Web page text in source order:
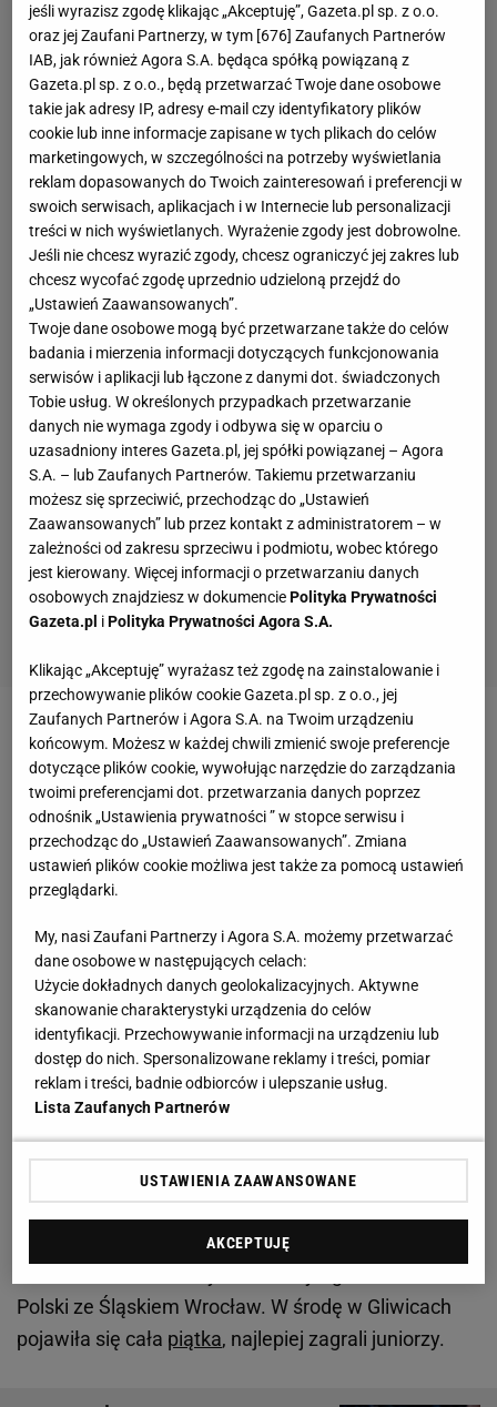
Zobacz wideo"Rugby na wózkach to nie jest miękki
sport. To jest murdeball"
Szczególnie jeśli chodzi o tę trójkę: Andrzej Pluta,
Jarosław Zyskowski i Igor Milicić noszą nawet te
same imiona co ojcowie, nazywamy ich więc
juniorami, bo seniorzy byli wybitnymi
reprezentantami Polski (Pluta, Zyskowski) oraz
wieloletnimi czołowymi postaciamipolskiej ligi
(także Milicić, Chorwat z polskim paszportem). Pluta
słynął z seryjnie trafianych trójek, Zyskowski ze
skutecznej gry pod koszem i na półdystansie, Milicić
z kierowania zespołem w roli rozgrywającego.
Ale to nie koniec synowsko-ojcowskiej wyliczanki w
obecnym składzie - Balcerowski jest synem Marcina,
który grał w koszykówkę w Górniku Wałbrzych, z
Polski ze Śląskiem Wrocław. W środę w Gliwicach
pojawiła się cała piątka, najlepiej zagrali juniorzy.
jeśli wyrazisz zgodę klikając „Akceptuję”, Gazeta.pl sp. z o.o.
oraz jej Zaufani Partnerzy, w tym [676] Zaufanych Partnerów
IAB, jak również Agora S.A. będąca spółką powiązaną z
Gazeta.pl sp. z o.o., będą przetwarzać Twoje dane osobowe
takie jak adresy IP, adresy e-mail czy identyfikatory plików
cookie lub inne informacje zapisane w tych plikach do celów
marketingowych, w szczególności na potrzeby wyświetlania
reklam dopasowanych do Twoich zainteresowań i preferencji w
swoich serwisach, aplikacjach i w Internecie lub personalizacji
treści w nich wyświetlanych. Wyrażenie zgody jest dobrowolne.
Jeśli nie chcesz wyrazić zgody, chcesz ograniczyć jej zakres lub
chcesz wycofać zgodę uprzednio udzieloną przejdź do
„Ustawień Zaawansowanych”.
Twoje dane osobowe mogą być przetwarzane także do celów
badania i mierzenia informacji dotyczących funkcjonowania
serwisów i aplikacji lub łączone z danymi dot. świadczonych
Tobie usług. W określonych przypadkach przetwarzanie
danych nie wymaga zgody i odbywa się w oparciu o
uzasadniony interes Gazeta.pl, jej spółki powiązanej – Agora
S.A. – lub Zaufanych Partnerów. Takiemu przetwarzaniu
możesz się sprzeciwić, przechodząc do „Ustawień
Zaawansowanych” lub przez kontakt z administratorem – w
zależności od zakresu sprzeciwu i podmiotu, wobec którego
jest kierowany. Więcej informacji o przetwarzaniu danych
osobowych znajdziesz w dokumenciePolityka Prywatności
Gazeta.pl iPolityka Prywatności Agora S.A.
Klikając „Akceptuję” wyrażasz też zgodę na zainstalowanie i
przechowywanie plików cookie Gazeta.pl sp. z o.o., jej
Zaufanych Partnerów i Agora S.A. na Twoim urządzeniu
końcowym. Możesz w każdej chwili zmienić swoje preferencje
dotyczące plików cookie, wywołując narzędzie do zarządzania
twoimi preferencjami dot. przetwarzania danych poprzez
odnośnik „Ustawienia prywatności ” w stopce serwisu i
przechodząc do „Ustawień Zaawansowanych”. Zmiana
ustawień plików cookie możliwa jest także za pomocą ustawień
przeglądarki.
My, nasi Zaufani Partnerzy i Agora S.A. możemy przetwarzać
dane osobowe w następujących celach:
Użycie dokładnych danych geolokalizacyjnych. Aktywne
skanowanie charakterystyki urządzenia do celów
identyfikacji. Przechowywanie informacji na urządzeniu lub
dostęp do nich. Spersonalizowane reklamy i treści, pomiar
reklam i treści, badnie odbiorców i ulepszanie usług.
Lista Zaufanych Partnerów
USTAWIENIA ZAAWANSOWANE
AKCEPTUJĘ